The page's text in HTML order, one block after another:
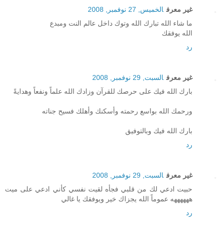
غير معرف الخميس, 27 نوفمبر, 2008
ما شاء الله تبارك الله وتوك داخل عالم النت ومبدع
الله يوفقك
رد
غير معرف السبت, 29 نوفمبر, 2008
بارك الله فيك على حرصك للقرآن وزادك الله علماً ونفعاً وهدايةً
ورحمك الله بواسع رحمته وأسكنك وأهلك فسيح جناته
بارك الله فيك وبالتوفيق
رد
غير معرف السبت, 29 نوفمبر, 2008
حبيت ادعي لك من قلبي فجأه لقيت نفسي كأني ادعي على ميت
ههههههه عموماً الله يجزاك خير ويوفقك يا غالي
رد